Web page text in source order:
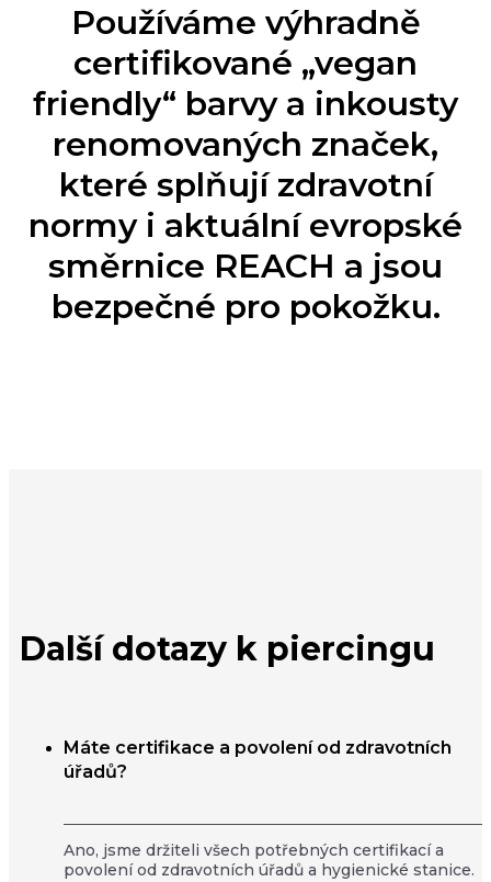
Používáme výhradně
certifikované „vegan
friendly“ barvy a inkousty
renomovaných značek,
které splňují zdravotní
normy i aktuální evropské
směrnice REACH a jsou
bezpečné pro pokožku.
Další dotazy k piercingu
Máte certifikace a povolení od zdravotních
úřadů?
Ano, jsme držiteli všech potřebných certifikací a
povolení od zdravotních úřadů a hygienické stanice.